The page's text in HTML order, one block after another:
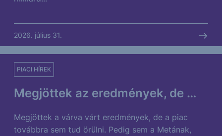
2026. július 31.
Megjöttek az eredmények, de …
PIACI HÍREK
Megjöttek a várva várt eredmények, de a piac
továbbra sem tud örülni. Pedig sem a Metának,